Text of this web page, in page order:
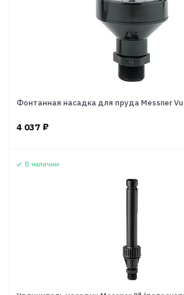
Фонтанная насадка для пруда Messner
4 037 ₽
В наличии